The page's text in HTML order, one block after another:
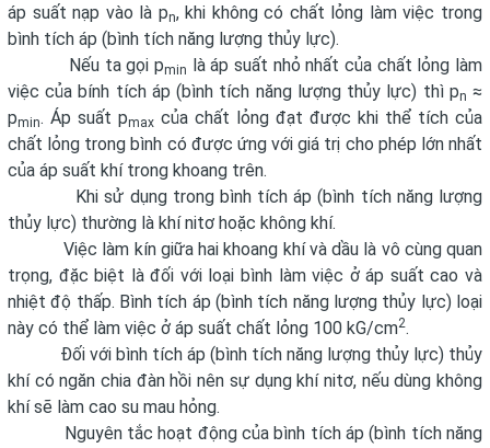
áp suất nạp vào là pn, khi không có chất lỏng làm việc trong
bình tích áp (bình tích năng lượng thủy lực).
Nếu ta gọi pmin là áp suất nhỏ nhất của chất lỏng làm
việc của bính tích áp (bình tích năng lượng thủy lực) thì pn ≈
pmin. Áp suất pmax của chất lỏng đạt được khi thể tích của
chất lỏng trong bình có được ứng với giá trị cho phép lớn nhất
của áp suất khí trong khoang trên.
Khi sử dụng trong bình tích áp (bình tích năng lượng
thủy lực) thường là khí nitơ hoặc không khí.
Việc làm kín giữa hai khoang khí và dầu là vô cùng quan
trọng, đặc biệt là đối với loại bình làm việc ở áp suất cao và
nhiệt độ thấp. Bình tích áp (bình tích năng lượng thủy lực) loại
này có thể làm việc ở áp suất chất lỏng 100 kG/cm2.
Đối với bình tích áp (bình tích năng lượng thủy lực) thủy
khí có ngăn chia đàn hồi nên sự dụng khí nitơ, nếu dùng không
khí sẽ làm cao su mau hỏng.
Nguyên tắc hoạt động của bình tích áp (bình tích năng